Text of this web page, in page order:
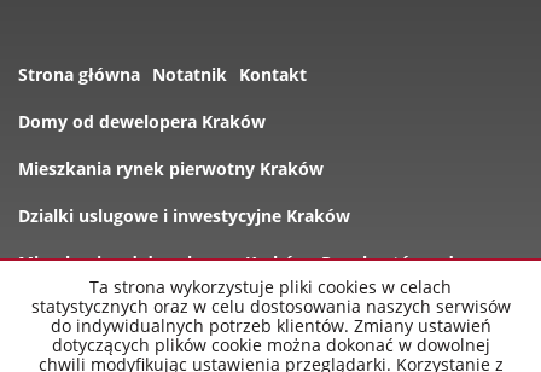
Strona główna Notatnik Kontakt
Domy od dewelopera Kraków
Mieszkania rynek pierwotny Kraków
Dzialki uslugowe i inwestycyjne Kraków
Mieszkania od dewelopera Kraków Rynek wtórny domy
Oferty
Ta strona wykorzystuje pliki cookies w celach
statystycznych oraz w celu dostosowania naszych serwisów
do indywidualnych potrzeb klientów. Zmiany ustawień
dotyczących plików cookie można dokonać w dowolnej
chwili modyfikując ustawienia przeglądarki. Korzystanie z